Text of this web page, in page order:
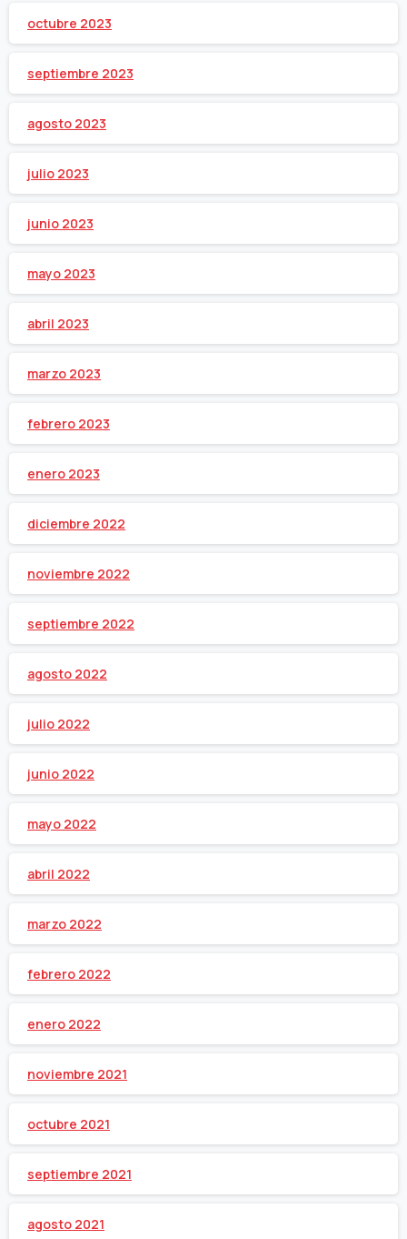
octubre 2023
septiembre 2023
agosto 2023
julio 2023
junio 2023
mayo 2023
abril 2023
marzo 2023
febrero 2023
enero 2023
diciembre 2022
noviembre 2022
septiembre 2022
agosto 2022
julio 2022
junio 2022
mayo 2022
abril 2022
marzo 2022
febrero 2022
enero 2022
noviembre 2021
octubre 2021
septiembre 2021
agosto 2021